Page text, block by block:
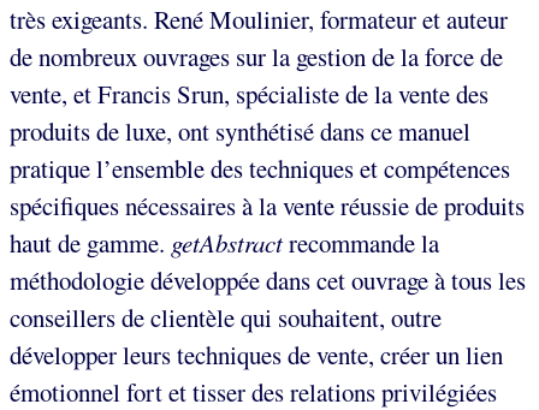
très exigeants. René Moulinier, formateur et auteur
de nombreux ouvrages sur la gestion de la force de
vente, et Francis Srun, spécialiste de la vente des
produits de luxe, ont synthétisé dans ce manuel
pratique l’ensemble des techniques et compétences
spécifiques nécessaires à la vente réussie de produits
haut de gamme. getAbstractrecommande la
méthodologie développée dans cet ouvrage à tous les
conseillers de clientèle qui souhaitent, outre
développer leurs techniques de vente, créer un lien
émotionnel fort et tisser des relations privilégiées